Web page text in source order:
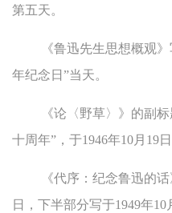
第五天。
《鲁迅先生思想概观
年纪念日”当天。
《论〈野草〉》的副
十周年”，于1946年10月19日
《代序：纪念鲁迅的
日，下半部分写于1949年10